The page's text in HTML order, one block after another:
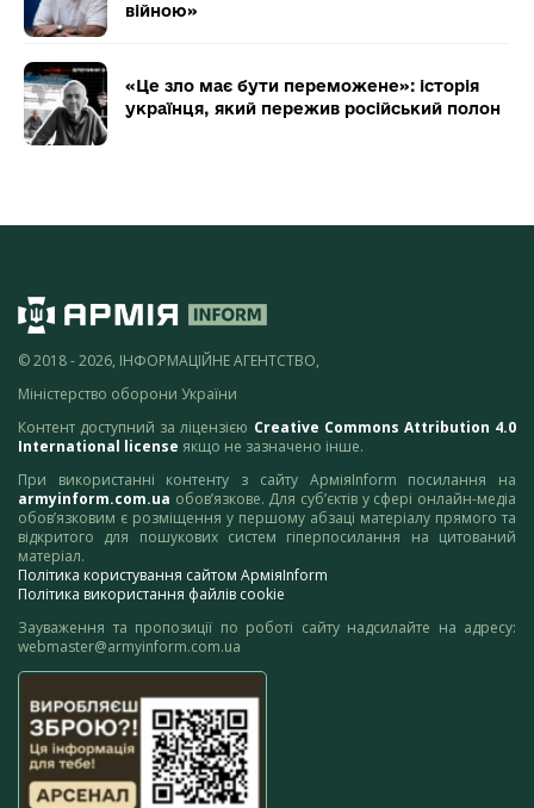
війною»
«Це зло має бути переможене»: історія
українця, який пережив російський полон
© 2018 - 2026, ІНФОРМАЦІЙНЕ АГЕНТСТВО,
Міністерство оборони України
Контент доступний за ліцензією Creative Commons Attribution 4.0
International license якщо не зазначено інше.
При використанні контенту з сайту АрміяInform посилання на
armyinform.com.ua обов’язкове. Для суб’єктів у сфері онлайн-медіа
обов’язковим є розміщення у першому абзаці матеріалу прямого та
відкритого для пошукових систем гіперпосилання на цитований
матеріал.
Політика користування сайтом АрміяInform
Політика використання файлів cookie
Зауваження та пропозиції по роботі сайту надсилайте на адресу:
webmaster@armyinform.com.ua